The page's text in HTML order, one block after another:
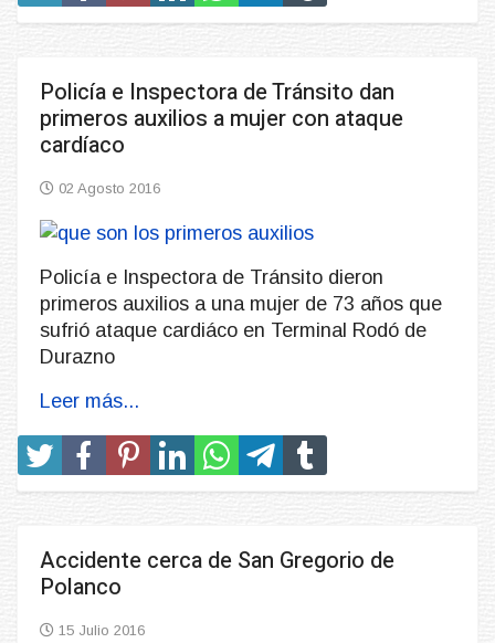
Policía e Inspectora de Tránsito dan
primeros auxilios a mujer con ataque
cardíaco
02 Agosto 2016
Policía e Inspectora de Tránsito dieron
primeros auxilios a una mujer de 73 años que
sufrió ataque cardiáco en Terminal Rodó de
Durazno
Leer más...
Accidente cerca de San Gregorio de
Polanco
15 Julio 2016